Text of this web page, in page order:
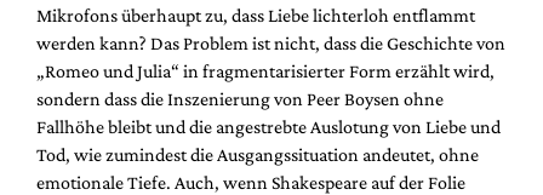
Mikrofons überhaupt zu, dass Liebe lichterloh entflammt
werden kann? Das Problem ist nicht, dass die Geschichte von
„Romeo und Julia“ in fragmentarisierter Form erzählt wird,
sondern dass die Inszenierung von Peer Boysen ohne
Fallhöhe bleibt und die angestrebte Auslotung von Liebe und
Tod, wie zumindest die Ausgangssituation andeutet, ohne
emotionale Tiefe. Auch, wenn Shakespeare auf der Folie